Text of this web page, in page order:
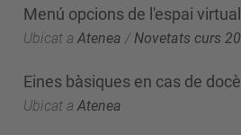
Menú opcions de l'espai
Ubicat a Atenea / Novetats curs
Eines bàsiques en cas de
Ubicat a Atenea